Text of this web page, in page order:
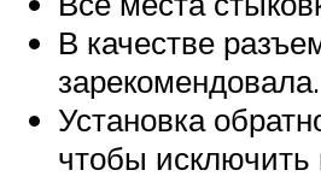
В качестве
зарекомендовала. ­
Установка
чтобы исключить